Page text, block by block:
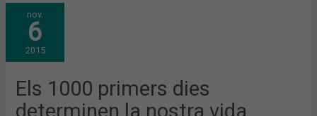
nov.
6
2015
Els 1000 primers dies
determinen la nostra vida
ELS
1000
PRIMERS
DIES
DETERMINEN
LA
NOSTRA